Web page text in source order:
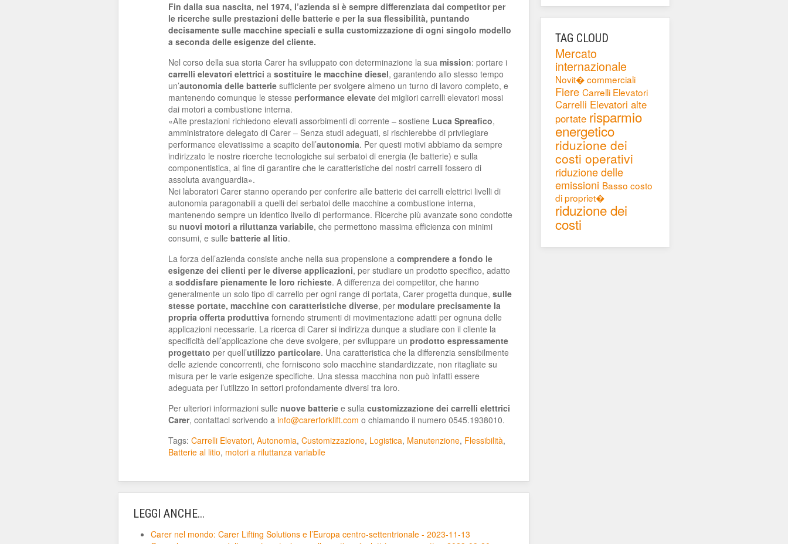
Fin dalla sua nascita, nel 1974, l’azienda si è sempre differenziata dai competitor per
le ricerche sulle prestazioni delle batterie e per la sua flessibilità, puntando
decisamente sulle macchine speciali e sulla customizzazione di ogni singolo modello
a seconda delle esigenze del cliente.
Nel corso della sua storia Carer ha sviluppato con determinazione la sua mission: portare i
carrelli elevatori elettrici a sostituire le macchine diesel, garantendo allo stesso tempo
un’autonomia delle batterie sufficiente per svolgere almeno un turno di lavoro completo, e
mantenendo comunque le stesse performance elevate dei migliori carrelli elevatori mossi
dai motori a combustione interna.
«Alte prestazioni richiedono elevati assorbimenti di corrente – sostiene Luca Spreafico,
amministratore delegato di Carer – Senza studi adeguati, si rischierebbe di privilegiare
performance elevatissime a scapito dell’autonomia. Per questi motivi abbiamo da sempre
indirizzato le nostre ricerche tecnologiche sui serbatoi di energia (le batterie) e sulla
componentistica, al fine di garantire che le caratteristiche dei nostri carrelli fossero di
assoluta avanguardia».
Nei laboratori Carer stanno operando per conferire alle batterie dei carrelli elettrici livelli di
autonomia paragonabili a quelli dei serbatoi delle macchine a combustione interna,
mantenendo sempre un identico livello di performance. Ricerche più avanzate sono condotte
su nuovi motori a riluttanza variabile, che permettono massima efficienza con minimi
consumi, e sulle batterie al litio.
La forza dell’azienda consiste anche nella sua propensione a comprendere a fondo le
esigenze dei clienti per le diverse applicazioni, per studiare un prodotto specifico, adatto
a soddisfare pienamente le loro richieste. A differenza dei competitor, che hanno
generalmente un solo tipo di carrello per ogni range di portata, Carer progetta dunque, sulle
stesse portate, macchine con caratteristiche diverse, per modulare precisamente la
propria offerta produttiva fornendo strumenti di movimentazione adatti per ognuna delle
applicazioni necessarie. La ricerca di Carer si indirizza dunque a studiare con il cliente la
specificità dell’applicazione che deve svolgere, per sviluppare un prodotto espressamente
progettato per quell’utilizzo particolare. Una caratteristica che la differenzia sensibilmente
delle aziende concorrenti, che forniscono solo macchine standardizzate, non ritagliate su
misura per le varie esigenze specifiche. Una stessa macchina non può infatti essere
adeguata per l’utilizzo in settori profondamente diversi tra loro.
Per ulteriori informazioni sulle nuove batterie e sulla customizzazione dei carrelli elettrici
Carer, contattaci scrivendo a info@carerforklift.com o chiamando il numero 0545.1938010.
Tags: Carrelli Elevatori, Autonomia, Customizzazione, Logistica, Manutenzione, Flessibilità,
Batterie al litio, motori a riluttanza variabile
LEGGI ANCHE...
Carer nel mondo: Carer Lifting Solutions e l’Europa centro-settentrionale - 2023-11-13
TAG CLOUD
Mercato
internazionale
Novit� commerciali
Fiere Carrelli Elevatori
Carrelli Elevatori alte
portate risparmio
energetico
riduzione dei
costi operativi
riduzione delle
emissioni Basso costo
di propriet�
riduzione dei
costi